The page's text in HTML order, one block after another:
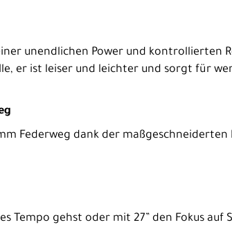
unendlichen Power und kontrollierten
er ist leiser und leichter und sorgt für
Federweg dank der
Tempo gehst oder mit 27” den Fokus auf